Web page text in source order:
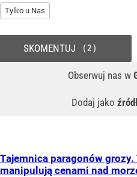
Tylko u Nas
Obserwuj nas w
Dodaj jako
SKOMENTUJ 2
Tajemnica paragonów
manipulują cenami nad